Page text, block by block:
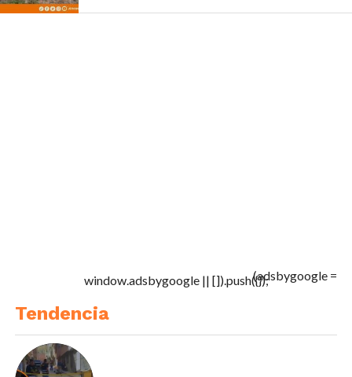
(adsbygoogle =
window.adsbygoogle || []).push({});
Tendencia